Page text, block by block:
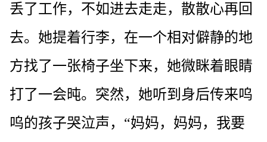
丢了工作，不如进去走走，散散心再回
去。她提着行李，在一个相对僻静的地
方找了一张椅子坐下来，她微眯着眼睛
打了一会旽。突然，她听到身后传来呜
呜的孩子哭泣声，“妈妈，妈妈，我要